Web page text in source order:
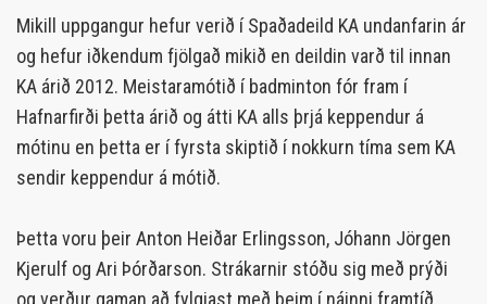
Mikill uppgangur hefur verið í Spaðadeild KA undanfarin ár
og hefur iðkendum fjölgað mikið en deildin varð til innan
KA árið 2012. Meistaramótið í badminton fór fram í
Hafnarfirði þetta árið og átti KA alls þrjá keppendur á
mótinu en þetta er í fyrsta skiptið í nokkurn tíma sem KA
sendir keppendur á mótið.
Þetta voru þeir Anton Heiðar Erlingsson, Jóhann Jörgen
Kjerulf og Ari Þórðarson. Strákarnir stóðu sig með prýði
og verður gaman að fylgjast með þeim í náinni framtíð